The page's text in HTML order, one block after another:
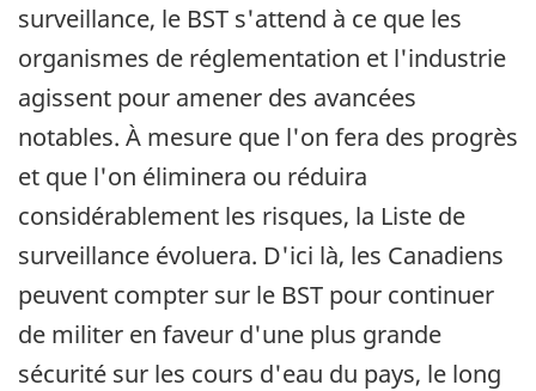
surveillance, le BST s'attend à ce que les
organismes de réglementation et l'industrie
agissent pour amener des avancées
notables. À mesure que l'on fera des progrès
et que l'on éliminera ou réduira
considérablement les risques, la Liste de
surveillance évoluera. D'ici là, les Canadiens
peuvent compter sur le BST pour continuer
de militer en faveur d'une plus grande
sécurité sur les cours d'eau du pays, le long